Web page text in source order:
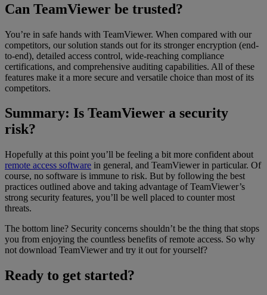
Can TeamViewer be trusted?
You’re in safe hands with TeamViewer. When compared with our
competitors, our solution stands out for its stronger encryption (end-
to-end), detailed access control, wide-reaching compliance
certifications, and comprehensive auditing capabilities. All of these
features make it a more secure and versatile choice than most of its
competitors.
Summary: Is TeamViewer a security
risk?
Hopefully at this point you’ll be feeling a bit more confident about
remote access software in general, and TeamViewer in particular. Of
course, no software is immune to risk. But by following the best
practices outlined above and taking advantage of TeamViewer’s
strong security features, you’ll be well placed to counter most
threats.
The bottom line? Security concerns shouldn’t be the thing that stops
you from enjoying the countless benefits of remote access. So why
not download TeamViewer and try it out for yourself?
Ready to get started?